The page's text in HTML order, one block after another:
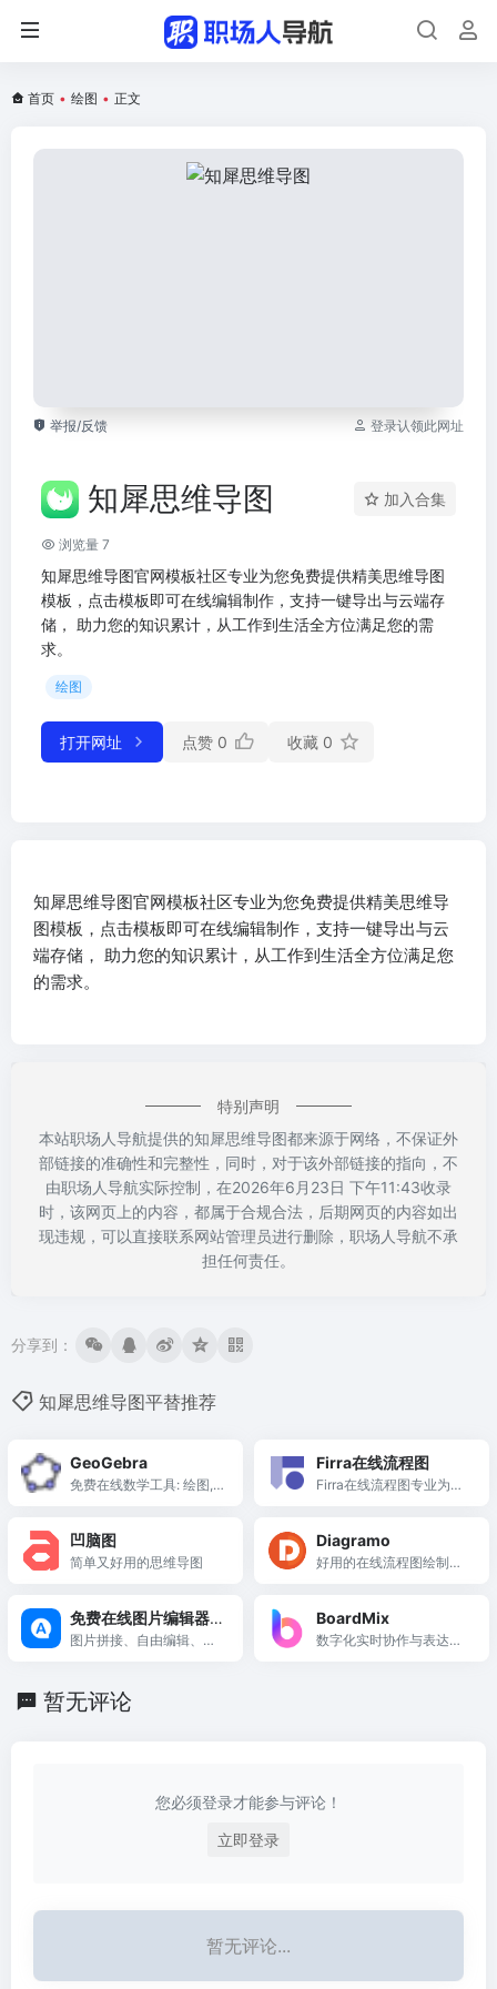
首页 • 绘图 • 正文
举报/反馈 登录认领此网址
知犀思维导图 加入合集
浏览量 7
知犀思维导图官网模板社区专业为您免费提供精美思维导图
模板，点击模板即可在线编辑制作，支持一键导出与云端存
储， 助力您的知识累计，从工作到生活全方位满足您的需
求。
绘图
打开网址 点赞 0 收藏 0
知犀思维导图官网模板社区专业为您免费提供精美思维导
图模板，点击模板即可在线编辑制作，支持一键导出与云
端存储， 助力您的知识累计，从工作到生活全方位满足您
的需求。
特别声明
本站职场人导航提供的知犀思维导图都来源于网络，不保证外
部链接的准确性和完整性，同时，对于该外部链接的指向，不
由职场人导航实际控制，在2026年6月23日 下午11:43收录
时，该网页上的内容，都属于合规合法，后期网页的内容如出
现违规，可以直接联系网站管理员进行删除，职场人导航不承
担任何责任。
分享到：
知犀思维导图平替推荐
GeoGebra
免费在线数学工具: 绘图,
Firra在线流程图
Firra在线流程图专业为您
图,白板,头脑风暴,免费在
线作图工具,在线流程图,在
络拓扑图,UML作图,UI界
面原型设计,iOS原型设计,
凹脑图
简单又好用的思维导图
Diagramo
好用的在线流程图绘制工
免费在线图片编辑器
合集展示
图片拼接、自由编辑、批
BoardMix
数字化实时协作与表达工
暂无评论
您必须登录才能参与评论！
立即登录
暂无评论...